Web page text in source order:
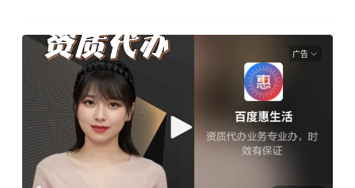
线：
0771
报料
广告